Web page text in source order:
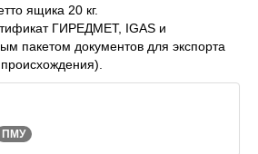
ящика 20 кг.
ГИРЕДМЕТ, IGAS и
пакетом документов для экспорта
ПМУ